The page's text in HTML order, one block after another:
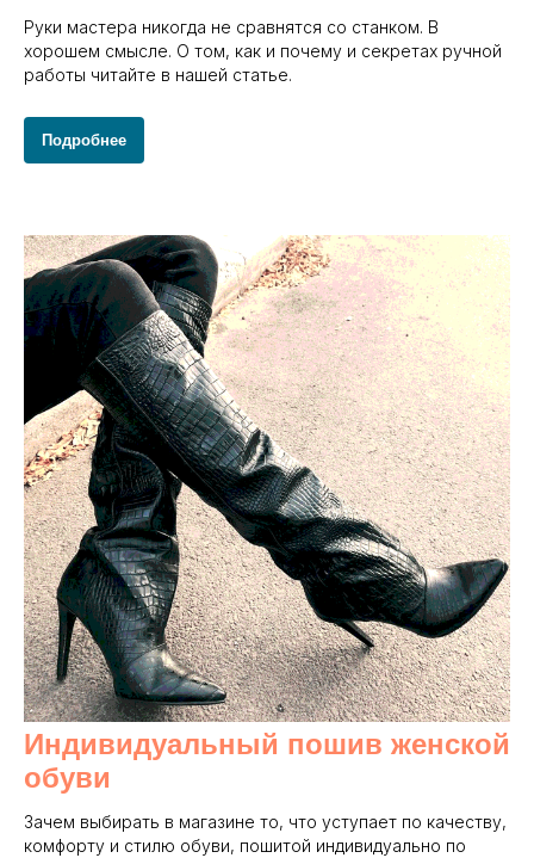
Руки мастера никогда не сравнятся со станком. В
хорошем смысле. О том, как и почему и секретах ручной
работы читайте в нашей статье.
Подробнее
Индивидуальный пошив женской
обуви
Зачем выбирать в магазине то, что уступает по качеству,
комфорту и стилю обуви, пошитой индивидуально по